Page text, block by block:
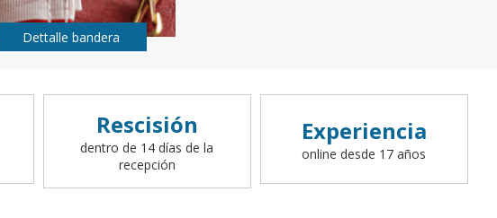
Dettalle bandera
Rescisión
dentro de 14 días de la
recepción
Experiencia
online desde 17 años